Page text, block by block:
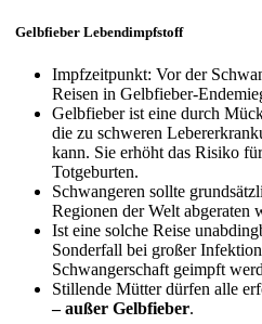
Gelbfieber Lebendimpfstoff
Impfzeitpunkt: Vor der
Reisen in Gelbfieber-
Gelbfieber ist eine durch
die zu schweren
kann. Sie erhöht das Risiko
Totgeburten.
Schwangeren sollte
Regionen der Welt abgeraten
Ist eine solche Reise
Sonderfall bei großer
Schwangerschaft geimpft
Stillende Mütter dürfen alle
– außer Gelbfieber.